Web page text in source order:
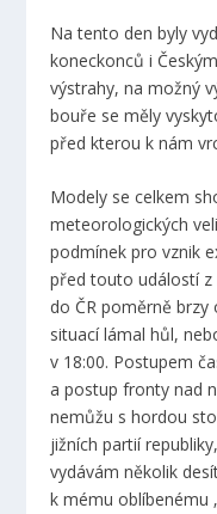
Na tento den byly
koneckonců i
výstrahy, na možný
bouře se měly
před kterou k nám
Modely se celkem
meteorologických
podmínek pro vznik
před touto událostí
do ČR poměrně
situací lámal hůl,
v 18:00. Postupem
a postup fronty nad
nemůžu s hordou
jižních partií
vydávám několik
k mému oblíbenému